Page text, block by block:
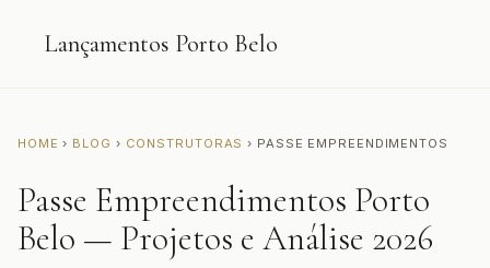
Lançamentos Porto Belo
HOME › BLOG › CONSTRUTORAS › PASSE EMPREENDIMENTOS
Passe Empreendimentos Porto
Belo — Projetos e Análise 2026